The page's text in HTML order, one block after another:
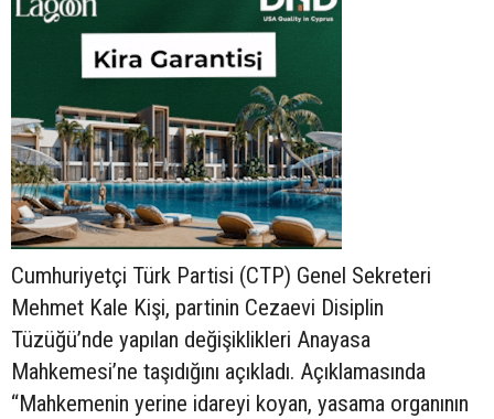
Cumhuriyetçi Türk Partisi (CTP) Genel Sekreteri
Mehmet Kale Kişi, partinin Cezaevi Disiplin
Tüzüğü’nde yapılan değişiklikleri Anayasa
Mahkemesi’ne taşıdığını açıkladı. Açıklamasında
“Mahkemenin yerine idareyi koyan, yasama organının